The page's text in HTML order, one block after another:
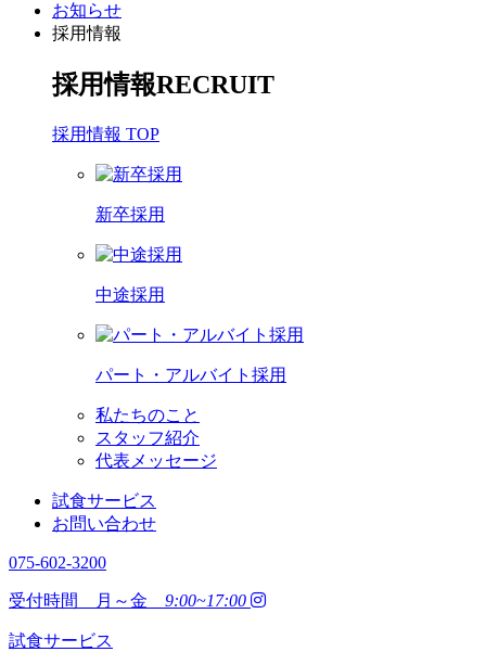
お知らせ
採用情報
採用情報RECRUIT
採用情報 TOP
新卒採用
中途採用
パート・アルバイト採用
私たちのこと
スタッフ紹介
代表メッセージ
試食サービス
お問い合わせ
075-602-3200
受付時間 月～金 9:00~17:00
試食サービス